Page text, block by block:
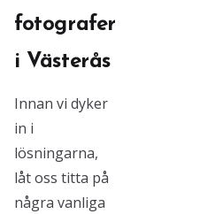
fotografer
i Västerås
Innan vi dyker
in i
lösningarna,
låt oss titta på
några vanliga